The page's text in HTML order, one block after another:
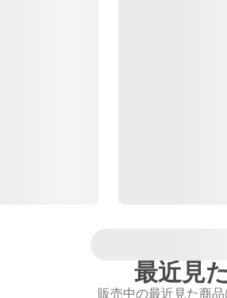
最近見
販売中の最近見た商品